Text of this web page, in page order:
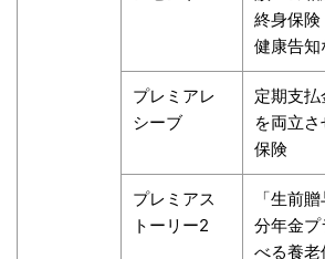
終身保険
健康告
プレミアレ
シーブ
定期支
を両立
保険
プレミアス
トーリー2
「生前
分年金
べる養老